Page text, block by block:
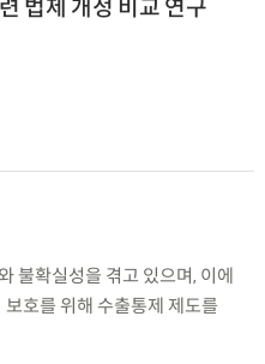
법제 개정 비교 연구
불확실성을 겪고 있으며, 이에
호를 위해 수출통제 제도를